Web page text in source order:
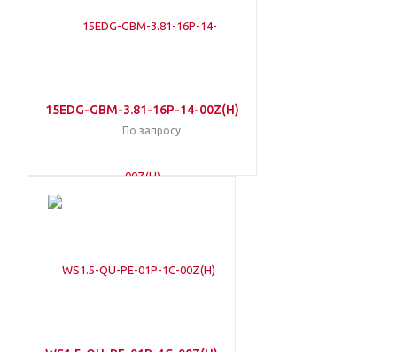
15EDG-GBM-3.81-16P-14-00Z(H)
По запросу